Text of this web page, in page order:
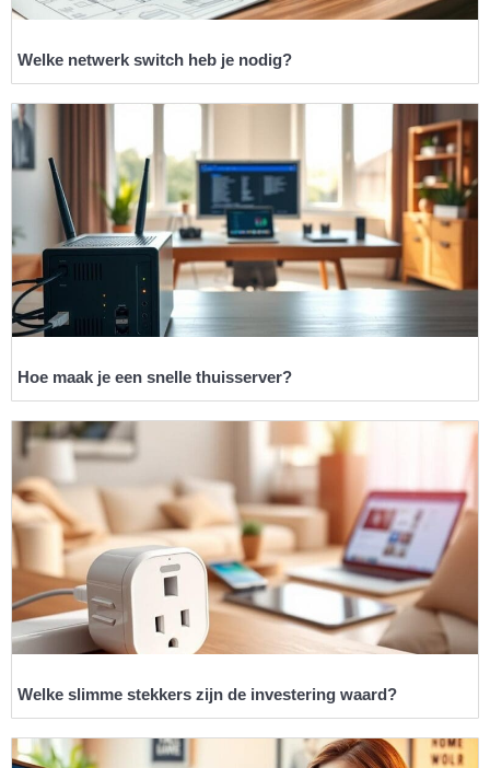
Welke netwerk switch heb je nodig?
Hoe maak je een snelle thuisserver?
Welke slimme stekkers zijn de investering waard?